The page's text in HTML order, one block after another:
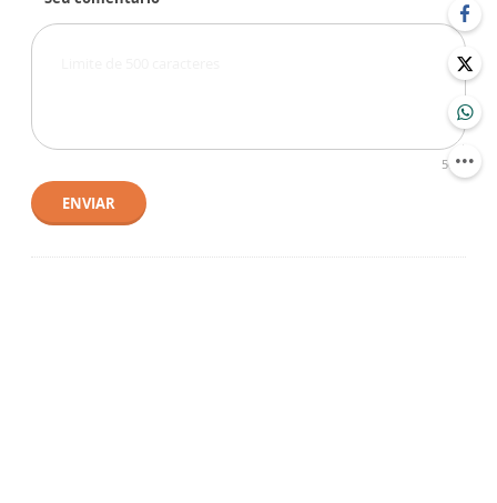
500
ENVIAR